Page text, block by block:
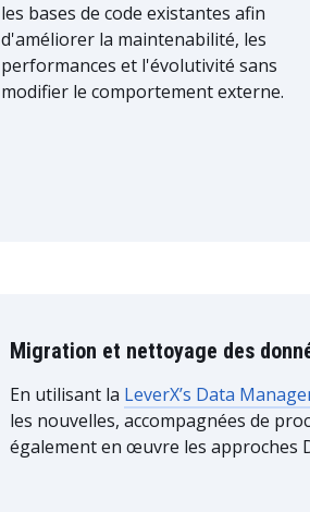
les bases de code existantes afin
d'améliorer la maintenabilité, les
performances et l'évolutivité sans
modifier le comportement externe.
Migration et nettoyage des
En utilisant la LeverX’s Data
les nouvelles, accompagnées de
également en œuvre les approches